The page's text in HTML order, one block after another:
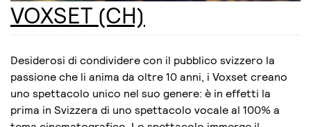
VOXSET (CH)
Desiderosi di condividere con il pubblico svizzero la
passione che li anima da oltre 10 anni, i Voxset creano
uno spettacolo unico nel suo genere: è in effetti la
prima in Svizzera di uno spettacolo vocale al 100% a